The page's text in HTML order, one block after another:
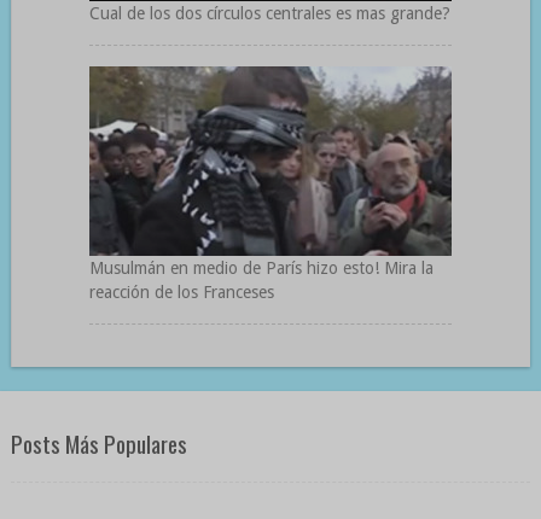
Cual de los dos círculos centrales es mas grande?
Musulmán en medio de París hizo esto! Mira la
reacción de los Franceses
Posts Más Populares